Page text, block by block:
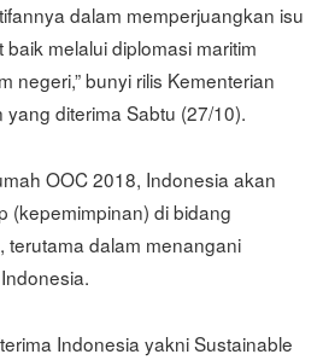
dalam memperjuangkan isu
melalui diplomasi maritim
negeri,” bunyi rilis Kementerian
diterima Sabtu (27/10).
OOC 2018, Indonesia akan
(kepemimpinan) di bidang
terutama dalam menangani
Indonesia yakni Sustainable